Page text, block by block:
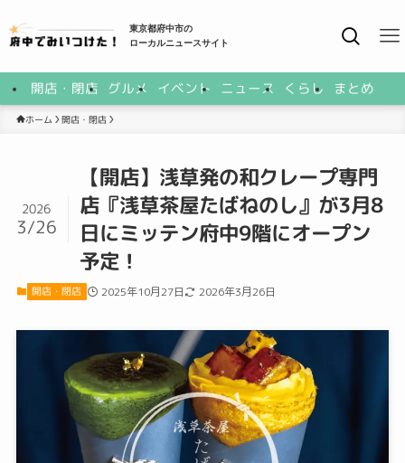
東京都府中市の
ローカルニュースサイト
開店・閉店 グルメ イベント ニュース くらし まとめ
ホーム 開店・閉店
【開店】浅草発の和クレープ専門
店『浅草茶屋たばねのし』が3月8
日にミッテン府中9階にオープン
予定！
2026
3/26
開店・閉店 2025年10月27日 2026年3月26日